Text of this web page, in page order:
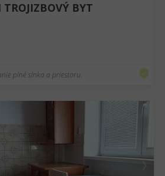
BYT
plné slnka a priestoru.